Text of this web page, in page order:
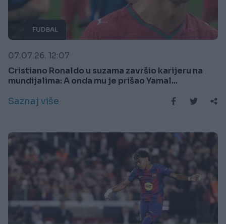
FUDBAL
07.07.26. 12:07
Cristiano Ronaldo u suzama završio karijeru na
mundijalima: A onda mu je prišao Yamal...
Saznaj više